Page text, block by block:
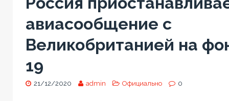
авиасообщение с
Великобританией на
19
21/12/2020 admin Официально 0